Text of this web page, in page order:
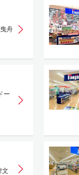
舟
ー
文